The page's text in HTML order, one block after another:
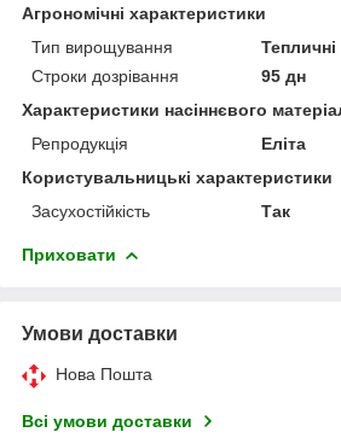
Агрономічні характеристики
Тип вирощування
Тепличні
Строки дозрівання
95 дн
Характеристики насіннєвого
Репродукція
Еліта
Користувальницькі характеристики
Засухостійкість
Так
Приховати
Умови доставки
Нова Пошта
Всі умови доставки